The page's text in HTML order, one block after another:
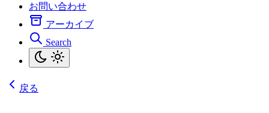
お問い合わせ
アーカイブ
Search
戻る